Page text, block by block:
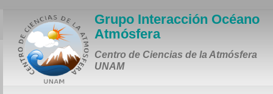
Grupo Interacción Océano
Atmósfera
Centro de Ciencias de la Atmósfera
UNAM